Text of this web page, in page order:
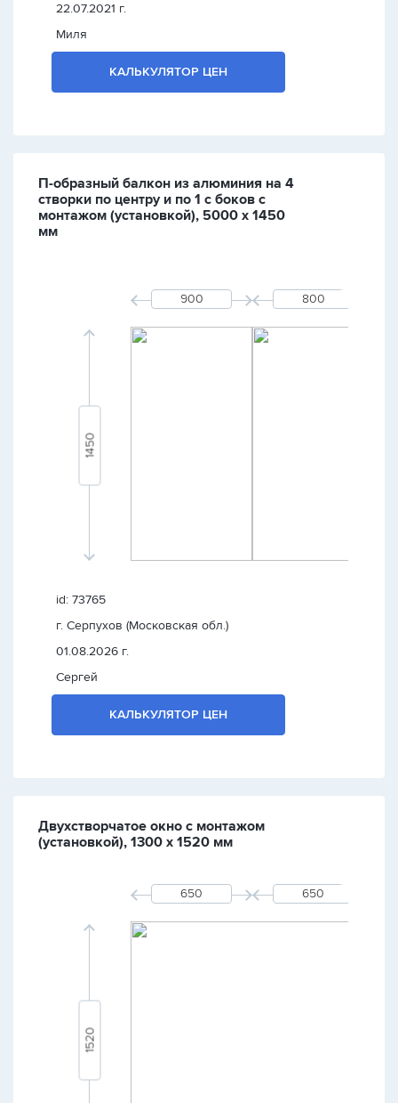
22.07.2021 г.
Миля
КАЛЬКУЛЯТОР ЦЕН
П-образный балкон из алюминия на 4
створки по центру и по 1 с боков с
монтажом (установкой), 5000 х 1450
мм
id: 73765
г. Серпухов (Московская обл.)
01.08.2026 г.
Сергей
КАЛЬКУЛЯТОР ЦЕН
Двухстворчатое окно с монтажом
(установкой), 1300 х 1520 мм